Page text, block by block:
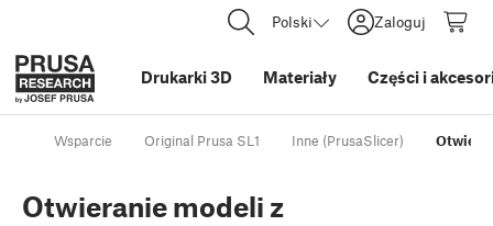
Polski Zaloguj
Drukarki 3D Materiały Części i
Wsparcie Original Prusa SL1 Inne (PrusaSlicer)
Otwieranie modeli z